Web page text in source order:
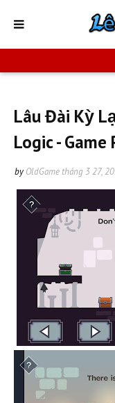
Lâu Đài Kỳ
Logic - Game
by OldGame tháng 3 27,